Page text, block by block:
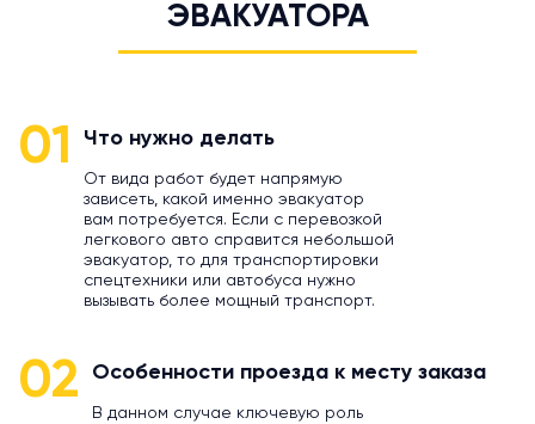
ЭВАКУАТОРА
01 Что нужно делать
От вида работ будет напрямую
зависеть, какой именно эвакуатор
вам потребуется. Если с перевозкой
легкового авто справится небольшой
эвакуатор, то для транспортировки
спецтехники или автобуса нужно
вызывать более мощный транспорт.
02 Особенности проезда к месту заказа
В данном случае ключевую роль